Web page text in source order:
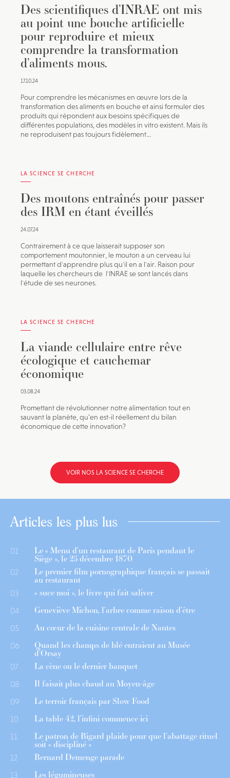
Des scientifiques d’INRAE ont mis
au point une bouche artificielle
pour reproduire et mieux
comprendre la transformation
d’aliments mous.
17.10.24
Pour comprendre les mécanismes en œuvre lors de la
transformation des aliments en bouche et ainsi formuler des
produits qui répondent aux besoins spécifiques de
différentes populations, des modèles in vitro existent. Mais ils
ne reproduisent pas toujours fidèlement...
LA SCIENCE SE CHERCHE
Des moutons entraînés pour passer
des IRM en étant éveillés
24.07.24
Contrairement à ce que laisserait supposer son
comportement moutonnier, le mouton a un cerveau lui
permettant d'apprendre plus qu'il en a l'air. Raison pour
laquelle les chercheurs de l'INRAE se sont lancés dans
l'étude de ses neurones.
LA SCIENCE SE CHERCHE
La viande cellulaire entre rêve
écologique et cauchemar
économique
03.08.24
Promettant de révolutionner notre alimentation tout en
sauvant la planète, qu’en est-il réellement du bilan
économique de cette innovation?
VOIR NOS LA SCIENCE SE CHERCHE
Articles les plus lus
01 Le « Menu d’un restaurant de Paris pendant le
Siège », le 25 décembre 1870
02 Le premier film pornographique français se passait
au restaurant
03 « suce moi », le livre qui fait saliver
04 Geneviève Michon, l’arbre comme raison d’être
05 Au cœur de la cuisine centrale de Nantes
06 Quand les champs de blé entraient au Musée
d’Orsay
07 La cène ou le dernier banquet
08 Il faisait plus chaud au Moyen-âge
09 Le terroir français par Slow Food
10 La table 42, l’infini commence ici
11 Le patron de Bigard plaide pour que l’abattage rituel
soit « discipliné »
12 Bernard Demenge parade
13 Les légumineuses